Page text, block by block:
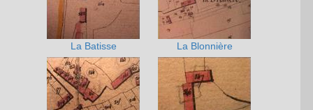
La Batisse La Blonnière